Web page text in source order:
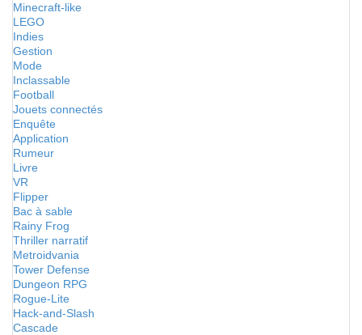
Minecraft-like
LEGO
Indies
Gestion
Mode
Inclassable
Football
Jouets connectés
Enquête
Application
Rumeur
Livre
VR
Flipper
Bac à sable
Rainy Frog
Thriller narratif
Metroidvania
Tower Defense
Dungeon RPG
Rogue-Lite
Hack-and-Slash
Cascade